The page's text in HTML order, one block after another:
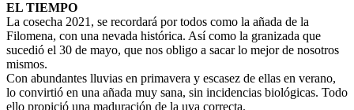
EL TIEMPO
La cosecha 2021, se recordará por todos como la añada de la
Filomena, con una nevada histórica. Así como la granizada que
sucedió el 30 de mayo, que nos obligo a sacar lo mejor de nosotros
mismos.
Con abundantes lluvias en primavera y escasez de ellas en verano,
lo convirtió en una añada muy sana, sin incidencias biológicas. Todo
ello propició una maduración de la uva correcta.